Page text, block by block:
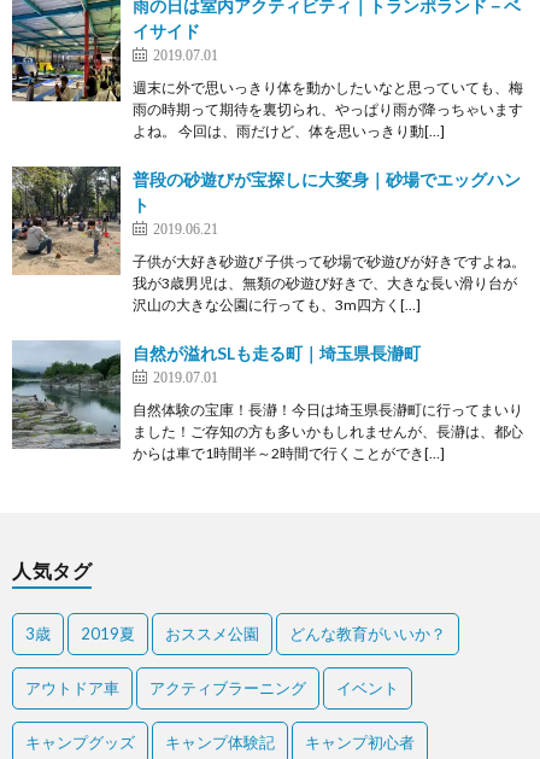
雨の日は室内アクティビティ｜トランポランド－ベ
イサイド
2019.07.01
週末に外で思いっきり体を動かしたいなと思っていても、梅
雨の時期って期待を裏切られ、やっぱり雨が降っちゃいます
よね。 今回は、雨だけど、体を思いっきり動[…]
普段の砂遊びが宝探しに大変身｜砂場でエッグハン
ト
2019.06.21
子供が大好き砂遊び 子供って砂場で砂遊びが好きですよね。
我が3歳男児は、無類の砂遊び好きで、大きな長い滑り台が
沢山の大きな公園に行っても、3m四方く[…]
自然が溢れSLも走る町｜埼玉県長瀞町
2019.07.01
自然体験の宝庫！長瀞！今日は埼玉県長瀞町に行ってまいり
ました！ご存知の方も多いかもしれませんが、長瀞は、都心
からは車で1時間半～2時間で行くことができ[…]
人気タグ
3歳 2019夏 おススメ公園 どんな教育がいいか？
アウトドア車 アクティブラーニング イベント
キャンプグッズ キャンプ体験記 キャンプ初心者